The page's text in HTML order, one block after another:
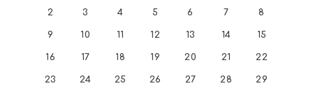
2 3 4 5 6 7 8
9 10 11 12 13 14 15
16 17 18 19 20 21 22
23 24 25 26 27 28 29